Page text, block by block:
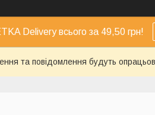
Delivery всього за 49,50 грн!
та повідомлення будуть